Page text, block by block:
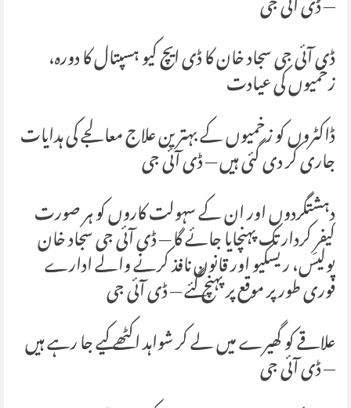
ڈی آئی جی سجاد خان کا ڈی ایچ کیو ہسپتال کا دورہ،
زخمیوں کی عیادت
ڈاکٹروں کو زخمیوں کے بہترین علاج معالجے کی ہدایات
جاری کر دی گئی ہیں — ڈی آئی جی
دہشتگردوں اور ان کے سہولت کاروں کو ہر صورت
کیفرِ کردار تک پہنچایا جائے گا — ڈی آئی جی سجاد خان
پولیس، ریسکیو اور قانون نافذ کرنے والے ادارے
فوری طور پر موقع پر پہنچ گئے — ڈی آئی جی
علاقے کو گھیرے میں لے کر شواہد اکٹھے کیے جا رہے ہیں
— ڈی آئی جی